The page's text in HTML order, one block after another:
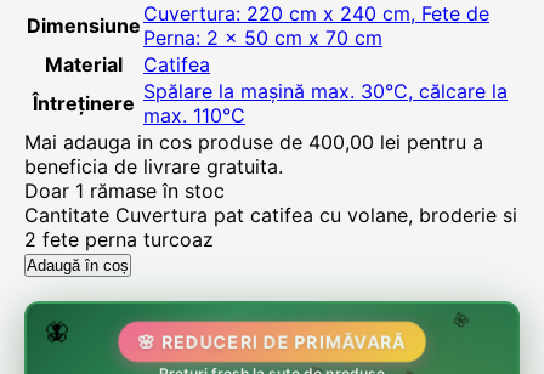
Dimensiune Cuvertura: 220 cm x 240 cm, Fete de
Perna: 2 x 50 cm x 70 cm
Material
Catifea
Întreținere Spălare la mașină max. 30°C, călcare la
max. 110°C
Mai adauga in cos produse de 400,00 lei pentru a
beneficia de livrare gratuita.
Doar 1 rămase în stoc
Cantitate Cuvertura pat catifea cu volane, broderie si
2 fete perna turcoaz
Adaugă în coș
🌷
🦋 🌸 REDUCERI DE PRIMĂVARĂ